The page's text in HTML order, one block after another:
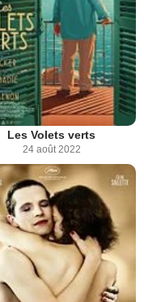
Les Volets verts
24 août 2022